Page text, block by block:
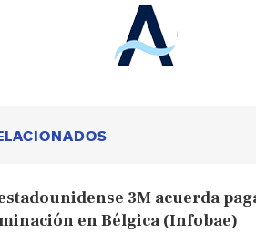
3M acuerda
en Bélgica (Infobae)